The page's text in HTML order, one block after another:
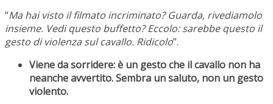
“Ma hai visto il filmato incriminato? Guarda, rivediamolo
insieme. Vedi questo buffetto? Eccolo: sarebbe questo il
gesto di violenza sul cavallo. Ridicolo”.
Viene da sorridere: è un gesto che il cavallo non ha
neanche avvertito. Sembra un saluto, non un gesto
violento.